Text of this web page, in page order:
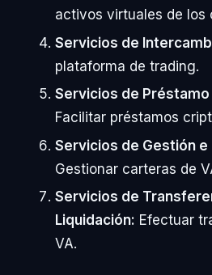
activos virtuales de los
Servicios de
plataforma de trading.
Servicios de
Facilitar préstamos
Servicios de Gestión e
Gestionar carteras de
Servicios de
Liquidación: Efectuar
VA.